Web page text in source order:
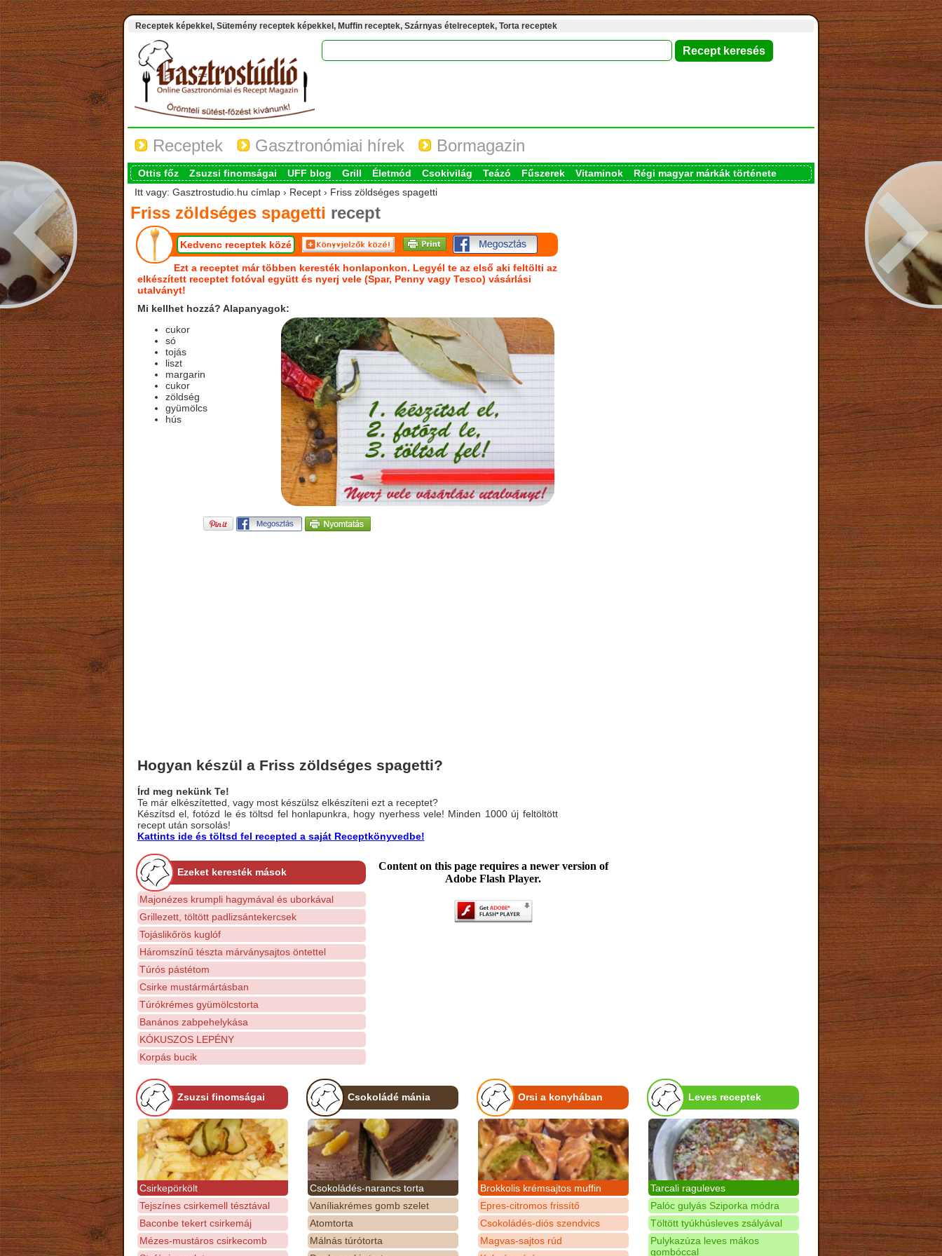
Receptek képekkel, Sütemény receptek képekkel, Muffin receptek, Szárnyas ételreceptek, Torta receptek
Receptek Gasztronómiai hírek Bormagazin
Ottis főz Zsuzsi finomságai UFF blog Grill Életmód Csokivilág Teázó Fűszerek Vitaminok
Régi magyar márkák története
Itt vagy: Gasztrostudio.hu címlap › Recept › Friss zöldséges spagetti
Friss zöldséges spagetti recept
Kedvenc receptek közé
Ezt a receptet már többen keresték honlaponkon. Legyél te az első aki feltölti az
elkészített receptet fotóval együtt és nyerj vele (Spar, Penny vagy Tesco) vásárlási
utalványt!
Mi kellhet hozzá? Alapanyagok:
cukor
só
tojás
liszt
margarin
cukor
zöldség
gyümölcs
hús
Hogyan készül a Friss zöldséges spagetti?
Írd meg nekünk Te!
Te már elkészítetted, vagy most készülsz elkészíteni ezt a receptet?
Készítsd el, fotózd le és töltsd fel honlapunkra, hogy nyerhess vele! Minden 1000 új feltöltött
recept után sorsolás!
Kattints ide és töltsd fel recepted a saját Receptkönyvedbe!
Ezeket keresték mások
Majonézes krumpli hagymával és uborkával
Grillezett, töltött padlizsántekercsek
Tojáslikőrös kuglóf
Háromszínű tészta márványsajtos öntettel
Túrós pástétom
Csirke mustármártásban
Túrókrémes gyümölcstorta
Banános zabpehelykása
KÓKUSZOS LEPÉNY
Korpás bucik
Content on this page requires a newer version of
Adobe Flash Player.
Zsuzsi finomságai
Csirkepörkölt
Tejszínes csirkemell tésztával
Baconbe tekert csirkemáj
Mézes-mustáros csirkecomb
Csokoládé mánia
Csokoládés-narancs torta
Vaníliakrémes gomb szelet
Atomtorta
Málnás túrótorta
Orsi a konyhában
Brokkolis krémsajtos muffin
Epres-citromos frissítő
Csokoládés-diós szendvics
Magvas-sajtos rúd
Leves receptek
Tarcali raguleves
Palóc gulyás Sziporka módra
Töltött tyúkhúsleves zsályával
Pulykazúza leves mákos
gombóccal